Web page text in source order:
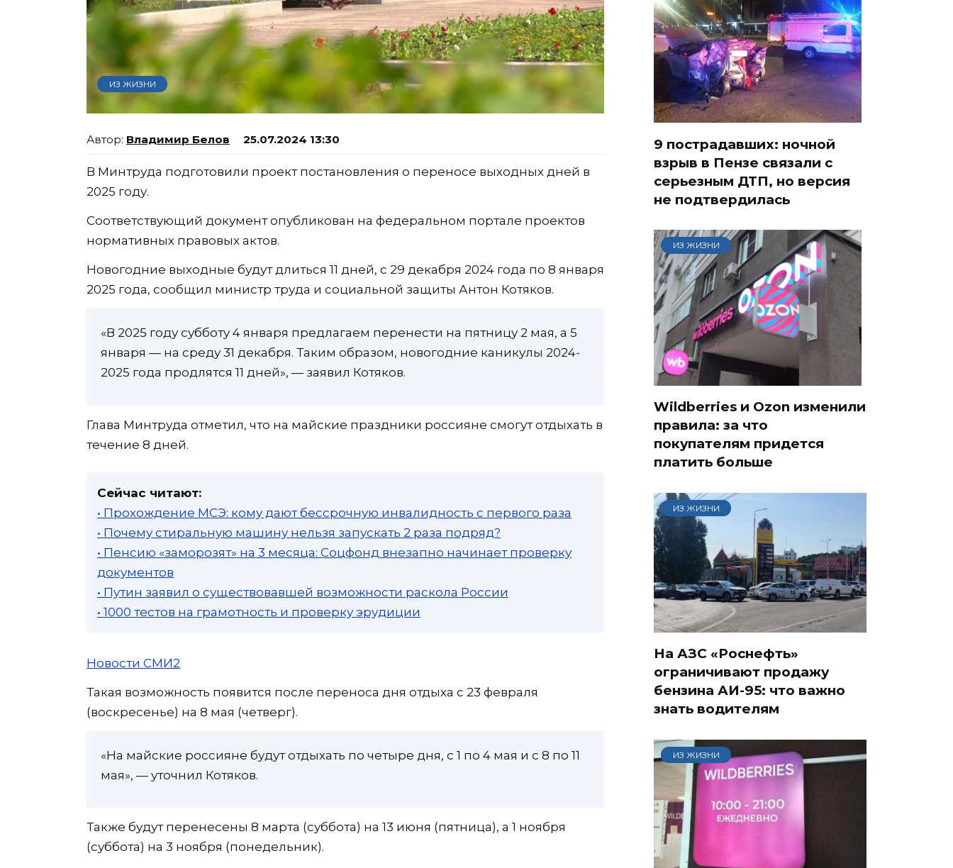
ИЗ ЖИЗНИ
Владимир Белов 25.07.2024 13:30
В Минтруда подготовили проект постановления о переносе выходных дней в
2025 году.
Соответствующий документ опубликован на федеральном портале проектов
нормативных правовых актов.
Новогодние выходные будут длиться 11 дней, с 29 декабря 2024 года по 8 января
2025 года, сообщил министр труда и социальной защиты Антон Котяков.
«В 2025 году субботу 4 января предлагаем перенести на пятницу 2 мая, а 5
января — на среду 31 декабря. Таким образом, новогодние каникулы 2024-
2025 года продлятся 11 дней», — заявил Котяков.
Глава Минтруда отметил, что на майские праздники россияне смогут отдыхать в
течение 8 дней.
Сейчас читают:
• Прохождение МСЭ: кому дают бессрочную инвалидность с первого раза
• Почему стиральную машину нельзя запускать 2 раза подряд?
• Пенсию «заморозят» на 3 месяца: Соцфонд внезапно начинает проверку
документов
• Путин заявил о существовавшей возможности раскола России
• 1000 тестов на грамотность и проверку эрудиции
Новости СМИ2
Такая возможность появится после переноса дня отдыха с 23 февраля
(воскресенье) на 8 мая (четверг).
«На майские россияне будут отдыхать по четыре дня, с 1 по 4 мая и с 8 по 11
мая», — уточнил Котяков.
Также будут перенесены 8 марта (суббота) на 13 июня (пятница), а 1 ноября
(суббота) на 3 ноября (понедельник).
9 пострадавших: ночной
взрыв в Пензе связали с
серьезным ДТП, но версия
не подтвердилась
ИЗ ЖИЗНИ
Wildberries и Ozon изменили
правила: за что
покупателям придется
платить больше
ИЗ ЖИЗНИ
На АЗС «Роснефть»
ограничивают продажу
бензина АИ-95: что важно
знать водителям
ИЗ ЖИЗНИ